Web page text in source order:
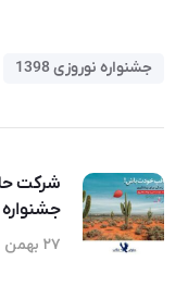
جشنواره نوروزی 1398
شرکت
جشنواره
۲۷ بهمن ۱۳۹۷